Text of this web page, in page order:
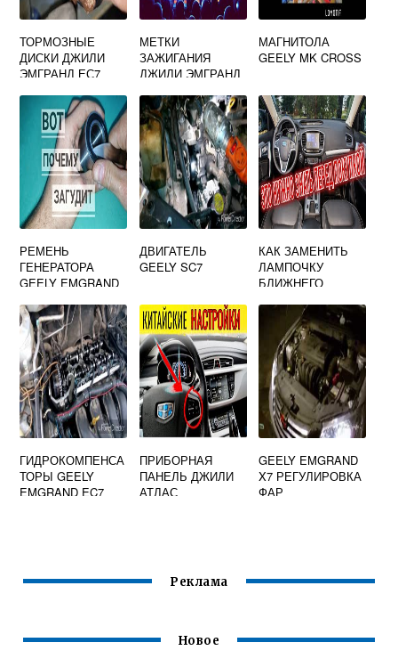
ТОРМОЗНЫЕ
ДИСКИ ДЖИЛИ
ЭМГРАНД ЕС7
МЕТКИ
ЗАЖИГАНИЯ
ДЖИЛИ ЭМГРАНД
МАГНИТОЛА
GEELY MK CROSS
РЕМЕНЬ
ГЕНЕРАТОРА
GEELY EMGRAND
ДВИГАТЕЛЬ
GEELY SC7
КАК ЗАМЕНИТЬ
ЛАМПОЧКУ
БЛИЖНЕГО
ЭМГРАНД Х7
ГИДРОКОМПЕНСА
ТОРЫ GEELY
EMGRAND EC7
ПРИБОРНАЯ
ПАНЕЛЬ ДЖИЛИ
АТЛАС
GEELY EMGRAND
X7 РЕГУЛИРОВКА
ФАР
Реклама
Новое